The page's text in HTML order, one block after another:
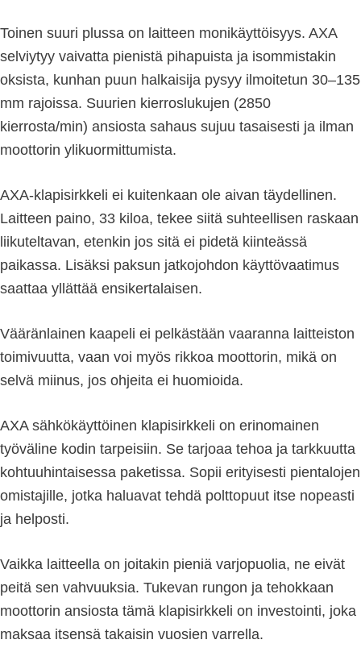
Toinen suuri plussa on laitteen monikäyttöisyys. AXA
selviytyy vaivatta pienistä pihapuista ja isommistakin
oksista, kunhan puun halkaisija pysyy ilmoitetun 30–135
mm rajoissa. Suurien kierroslukujen (2850
kierrosta/min) ansiosta sahaus sujuu tasaisesti ja ilman
moottorin ylikuormittumista.
AXA-klapisirkkeli ei kuitenkaan ole aivan täydellinen.
Laitteen paino, 33 kiloa, tekee siitä suhteellisen raskaan
liikuteltavan, etenkin jos sitä ei pidetä kiinteässä
paikassa. Lisäksi paksun jatkojohdon käyttövaatimus
saattaa yllättää ensikertalaisen.
Vääränlainen kaapeli ei pelkästään vaaranna laitteiston
toimivuutta, vaan voi myös rikkoa moottorin, mikä on
selvä miinus, jos ohjeita ei huomioida.
AXA sähkökäyttöinen klapisirkkeli on erinomainen
työväline kodin tarpeisiin. Se tarjoaa tehoa ja tarkkuutta
kohtuuhintaisessa paketissa. Sopii erityisesti pientalojen
omistajille, jotka haluavat tehdä polttopuut itse nopeasti
ja helposti.
Vaikka laitteella on joitakin pieniä varjopuolia, ne eivät
peitä sen vahvuuksia. Tukevan rungon ja tehokkaan
moottorin ansiosta tämä klapisirkkeli on investointi, joka
maksaa itsensä takaisin vuosien varrella.